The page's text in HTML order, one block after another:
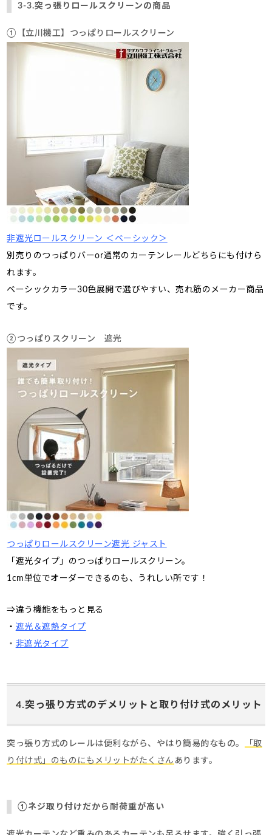
3-3.突っ張りロールスクリーンの商品
①【立川機工】つっぱりロールスクリーン
非遮光ロールスクリーン ＜ベーシック＞
別売りのつっぱりバーor通常のカーテンレールどちらにも付けら
れます。
ベーシックカラー30色展開で選びやすい、売れ筋のメーカー商品
です。
②つっぱりスクリーン 遮光
つっぱりロールスクリーン遮光 ジャスト
「遮光タイプ」のつっぱりロールスクリーン。
1cm単位でオーダーできるのも、うれしい所です！
⇒違う機能をもっと見る
・ 遮光＆遮熱タイプ
・ 非遮光タイプ
4.突っ張り方式のデメリットと取り付け式のメリット
突っ張り方式のレールは便利ながら、やはり簡易的なもの。
「取
り付け式」のものにもメリットがたくさん あります。
①ネジ取り付けだから 耐荷重が高い